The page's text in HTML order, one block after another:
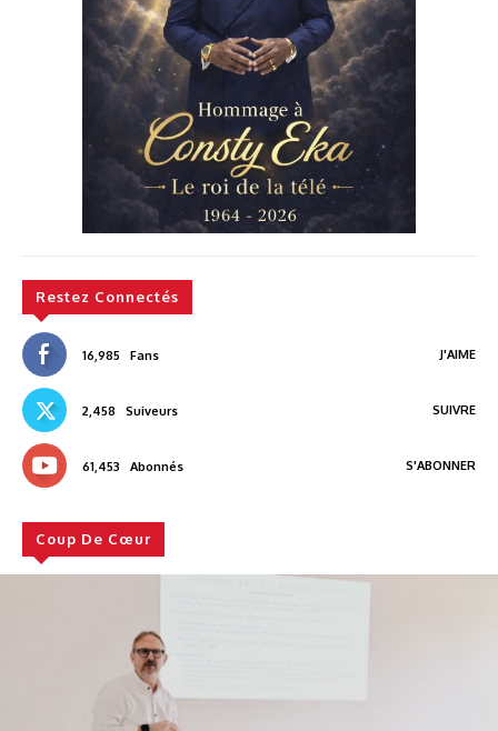
Restez Connectés
16,985 Fans J'AIME
2,458 Suiveurs SUIVRE
61,453 Abonnés S'ABONNER
Coup De Cœur